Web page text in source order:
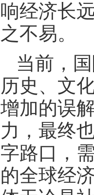
响经济长
之不易。
当前，
历史、文
增加的误
力，最终
字路口，
的全球经